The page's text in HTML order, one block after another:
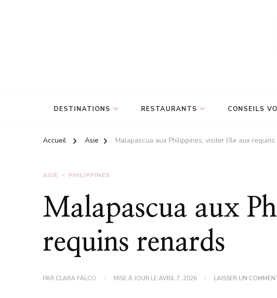
DESTINATIONS RESTAURANTS CONSEILS
Accueil Asie Malapascua aux Philippines, visiter l’île aux
ASIE PHILIPPINES
Malapascua aux
requins renards
PAR CLARA FALCO MISE À JOUR LEAVRIL 7, 2026 LAISSER UN